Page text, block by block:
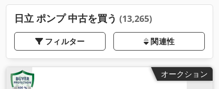
日立 ポンプ 中古を買う (13,265)
フィルター 関連性
オークション